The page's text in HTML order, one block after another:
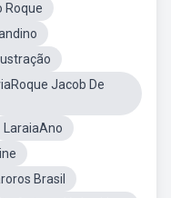
Roque
Jacob De
LaraiaAno
Brasil